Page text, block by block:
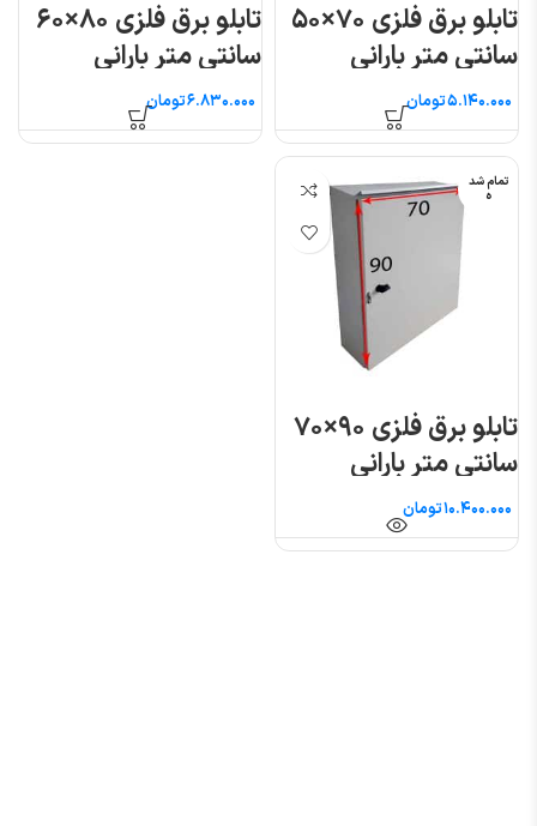
تابلو برق فلزی ۷۰×۵۰
سانتی متر بارانی
تومان
تابلو برق فلزی ۸۰×۶۰
سانتی متر بارانی
تومان
تمام شد
ه
تابلو برق فلزی ۹۰×۷۰
سانتی متر بارانی
تومان